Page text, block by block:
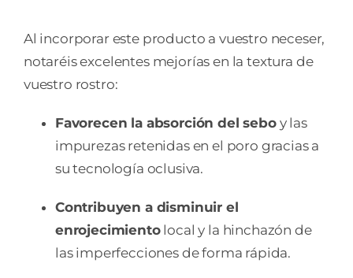
Al incorporar este producto a vuestro neceser,
notaréis excelentes mejorías en la textura de
vuestro rostro:
Favorecen la absorción del seboy las
impurezas retenidas en el poro gracias a
su tecnología oclusiva.
Contribuyen a disminuir el
enrojecimientolocal y la hinchazón de
las imperfecciones de forma rápida.